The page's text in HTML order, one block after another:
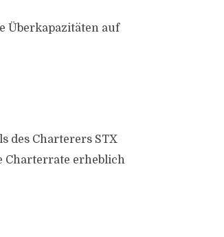
Überkapazitäten auf
des Charterers STX
Charterrate erheblich